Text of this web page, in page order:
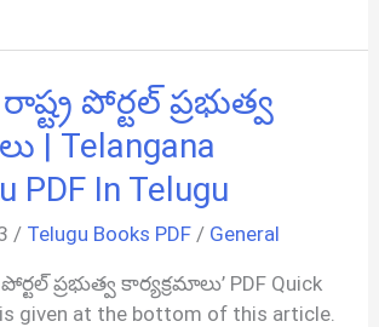
పోర్టల్ ప్రభుత్వ
| Telangana
PDF In Telugu
/ Telugu Books PDF / General
ప్రభుత్వ కార్యక్రమాలు’ PDF Quick
given at the bottom of this article.